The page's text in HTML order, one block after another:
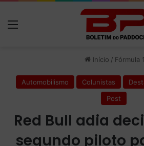
Início / Fórmula 1
Automobilismo Colunistas
Post
Red Bull adia
segundo piloto